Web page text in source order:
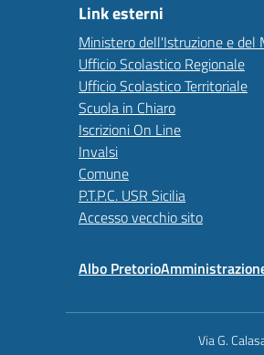
Link esterni
Ministero dell'Istruzione e del
Ufficio Scolastico Regionale
Ufficio Scolastico Territoriale
Scuola in Chiaro
Iscrizioni On Line
Invalsi
Comune
P.T.P.C. USR Sicilia
Accesso vecchio sito
Albo Pretorio
Via G.